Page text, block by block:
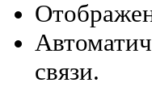
связи.